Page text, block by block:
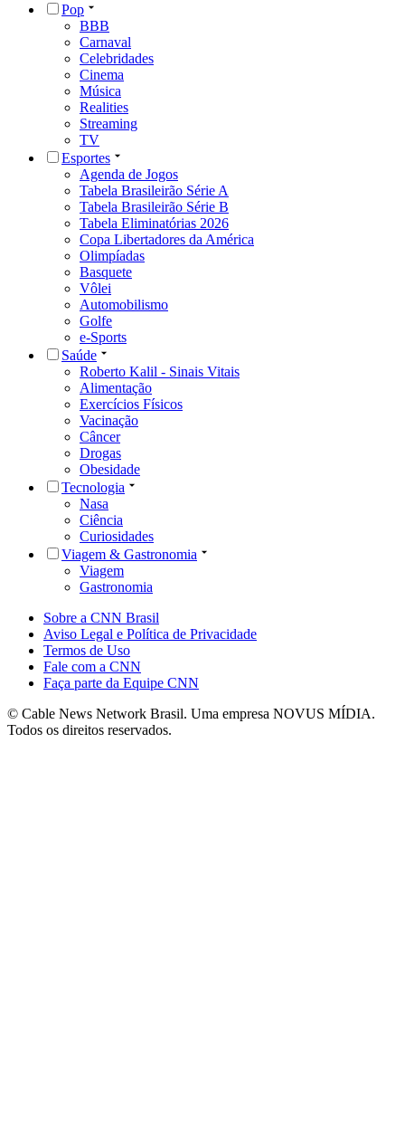
Pop
BBB
Carnaval
Celebridades
Cinema
Música
Realities
Streaming
TV
Esportes
Agenda de Jogos
Tabela Brasileirão Série A
Tabela Brasileirão Série B
Tabela Eliminatórias 2026
Copa Libertadores da América
Olimpíadas
Basquete
Vôlei
Automobilismo
Golfe
e-Sports
Saúde
Roberto Kalil - Sinais Vitais
Alimentação
Exercícios Físicos
Vacinação
Câncer
Drogas
Obesidade
Tecnologia
Nasa
Ciência
Curiosidades
Viagem & Gastronomia
Viagem
Gastronomia
Sobre a CNN Brasil
Aviso Legal e Política de Privacidade
Termos de Uso
Fale com a CNN
Faça parte da Equipe CNN
© Cable News Network Brasil. Uma empresa NOVUS MÍDIA.
Todos os direitos reservados.